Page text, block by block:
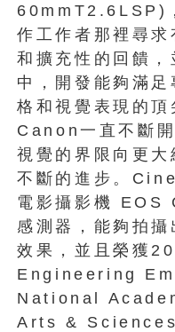
60mmT2.6LSP)
作工作者那裡尋
和擴充性的回饋
中，開發能夠滿
格和視覺表現的頂
Canon一直不斷
視覺的界限向更大
不斷的進步。
電影攝影機 EOS
感測器，能夠拍
效果，並且榮獲
Engineering
National
Arts & Sciences